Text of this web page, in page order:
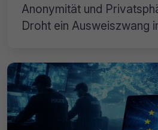
Anonymität und
Droht ein Ausweiszwang